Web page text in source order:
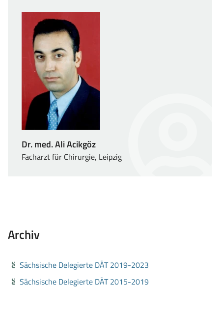
Dr. med. Ali Acikgöz
Facharzt für Chirurgie, Leipzig
Archiv
Sächsische Delegierte DÄT 2019-2023
Sächsische Delegierte DÄT 2015-2019